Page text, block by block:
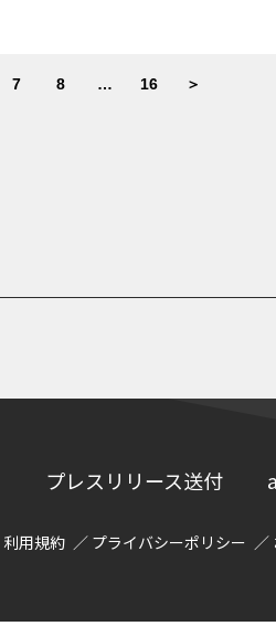
7 8 … 16 ＞
プレスリリース送付
利用規約 プライバシーポリシー